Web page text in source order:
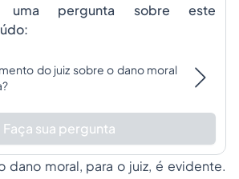
uma pergunta sobre este
do juiz sobre o dano moral
Faça sua pergunta
dano moral, para o juiz, é evidente.